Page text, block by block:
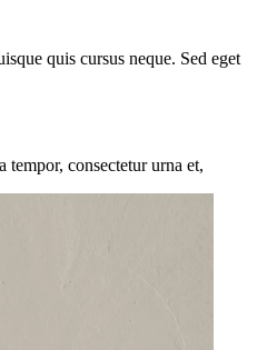
quis cursus neque. Sed eget
consectetur urna et,